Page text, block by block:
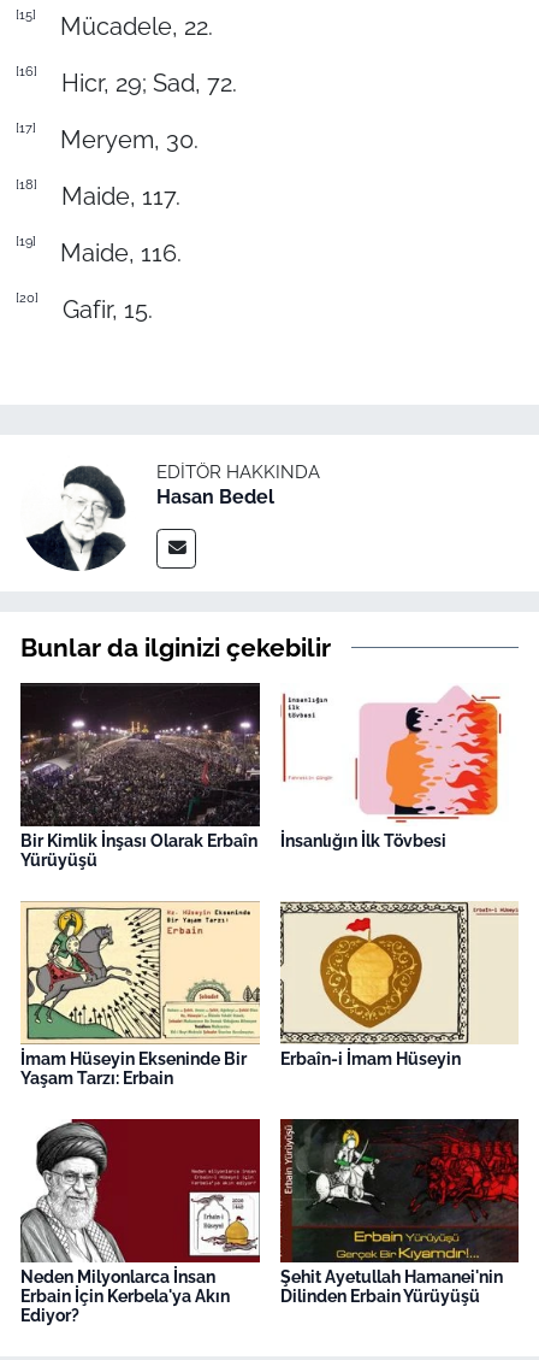
[15] Mücadele, 22.
[16] Hicr, 29; Sad, 72.
[17] Meryem, 30.
[18] Maide, 117.
[19] Maide, 116.
[20] Gafir, 15.
EDITÖR HAKKINDA
Hasan Bedel
Bunlar da ilginizi çekebilir
Bir Kimlik İnşası Olarak Erbaîn
Yürüyüşü
İnsanlığın İlk Tövbesi
İmam Hüseyin Ekseninde Bir
Yaşam Tarzı: Erbain
Erbaîn-i İmam Hüseyin
Neden Milyonlarca İnsan
Erbain İçin Kerbela'ya Akın
Ediyor?
Şehit Ayetullah Hamanei'nin
Dilinden Erbain Yürüyüşü